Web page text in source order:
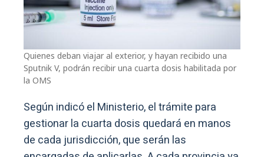
Quienes deban viajar al exterior, y hayan recibido una
Sputnik V, podrán recibir una cuarta dosis habilitada por
la OMS
Según indicó el Ministerio, el trámite para
gestionar la cuarta dosis quedará en manos
de cada jurisdicción, que serán las